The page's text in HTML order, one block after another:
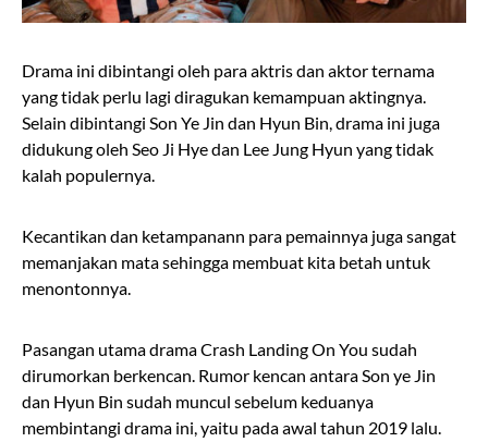
Drama ini dibintangi oleh para aktris dan aktor ternama
yang tidak perlu lagi diragukan kemampuan aktingnya.
Selain dibintangi Son Ye Jin dan Hyun Bin, drama ini juga
didukung oleh Seo Ji Hye dan Lee Jung Hyun yang tidak
kalah populernya.
Kecantikan dan ketampanann para pemainnya juga sangat
memanjakan mata sehingga membuat kita betah untuk
menontonnya.
Pasangan utama drama Crash Landing On You sudah
dirumorkan berkencan. Rumor kencan antara Son ye Jin
dan Hyun Bin sudah muncul sebelum keduanya
membintangi drama ini, yaitu pada awal tahun 2019 lalu.